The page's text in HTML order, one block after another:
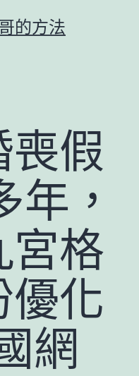
的方法
喪假
，
宮格
優化
網